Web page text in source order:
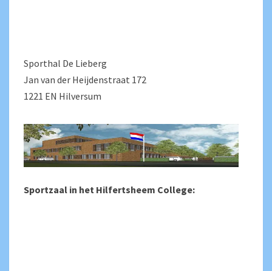
Sporthal De Lieberg
Jan van der Heijdenstraat 172
1221 EN Hilversum
Sportzaal in het Hilfertsheem College: